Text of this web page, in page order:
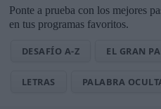
Ponte a prueba con los mejores
en tus programas favoritos.
DESAFÍO A-Z EL GRAN
LETRAS PALABRA